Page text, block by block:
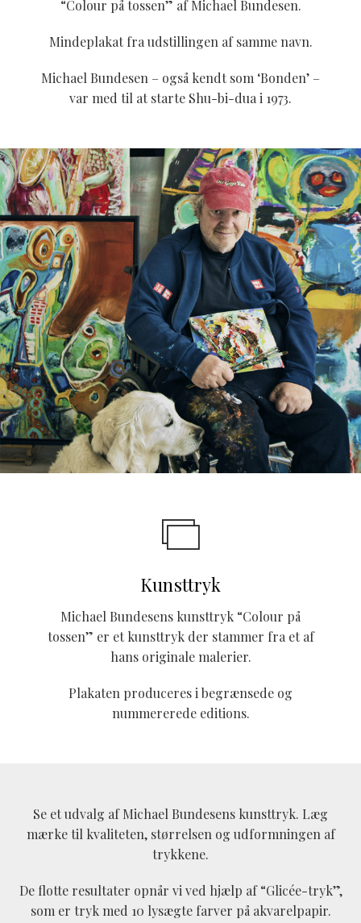
“Colour på tossen” af Michael Bundesen.
Mindeplakat fra udstillingen af samme navn.
Michael Bundesen – også kendt som ‘Bonden’ –
var med til at starte Shu-bi-dua i 1973.
Kunsttryk
Michael Bundesens kunsttryk “Colour på
tossen” er et kunsttryk der stammer fra et af
hans originale malerier.
Plakaten produceres i begrænsede og
nummererede editions.
Se et udvalg af Michael Bundesens kunsttryk. Læg
mærke til kvaliteten, størrelsen og udformningen af
trykkene.
De flotte resultater opnår vi ved hjælp af “Glicée-tryk”,
som er tryk med 10 lysægte farver på akvarelpapir.